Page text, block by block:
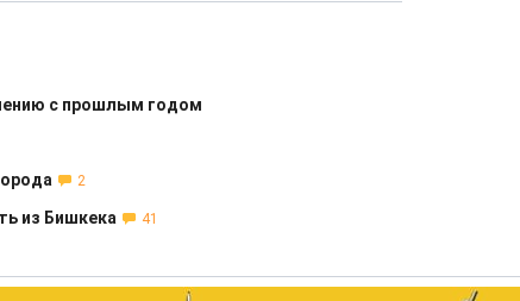
с прошлым годом
2
из Бишкека 41